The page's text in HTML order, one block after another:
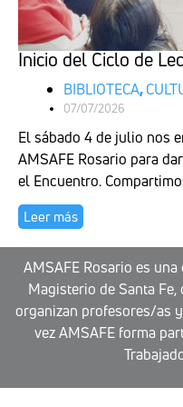
Inicio del Ciclo de
BIBLIOTECA,
07/07/2026
El sábado 4 de julio nos
AMSAFE Rosario para
el Encuentro.
Leer más
AMSAFE Rosario es
Magisterio de Santa
organizan profesores/as
vez AMSAFE forma